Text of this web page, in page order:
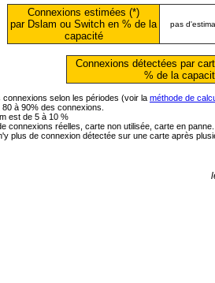
Connexions estimées (*)
par Dslam ou Switch en % de la
capacité
pas
Connexions détectées par
% de la
selon les périodes (voir la méthode de
à 90% des connexions.
est de 5 à 10 %
connexions réelles, carte non utilisée, carte en panne.
plus de connexion détectée sur une carte après